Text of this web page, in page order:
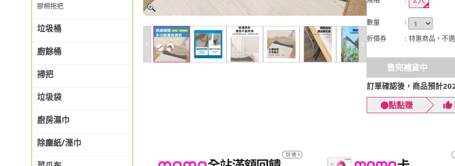
膠棉拖把
垃圾桶
廚餘桶
掃把
垃圾袋
廚房濕巾
除塵紙/溼巾
數量
:
折價券
: 特惠商品，不
售完補貨中
訂單確認後，商品預計
點點賺